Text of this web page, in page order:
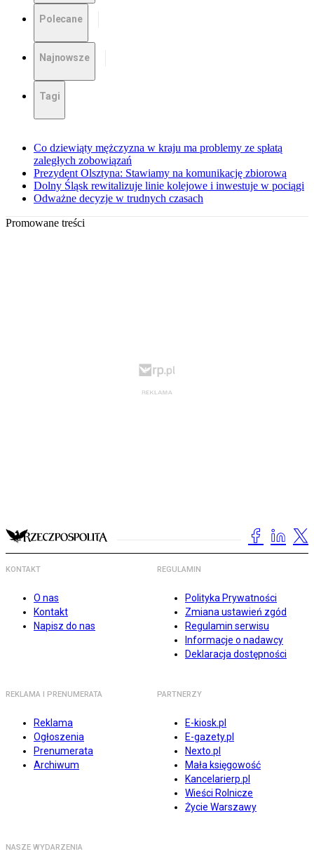
Polecane
Najnowsze
Tagi
Co dziewiąty mężczyzna w kraju ma problemy ze spłatą
zaległych zobowiązań
Prezydent Olsztyna: Stawiamy na komunikację zbiorową
Dolny Śląsk rewitalizuje linie kolejowe i inwestuje w pociągi
Odważne decyzje w trudnych czasach
Promowane treści
KONTAKT
O nas
Kontakt
Napisz do nas
REGULAMIN
Polityka Prywatności
Zmiana ustawień zgód
Regulamin serwisu
Informacje o nadawcy
Deklaracja dostępności
REKLAMA I PRENUMERATA
Reklama
Ogłoszenia
Prenumerata
Archiwum
PARTNERZY
E-kiosk.pl
E-gazety.pl
Nexto.pl
Mała księgowość
Kancelarierp.pl
Wieści Rolnicze
Życie Warszawy
NASZE WYDARZENIA